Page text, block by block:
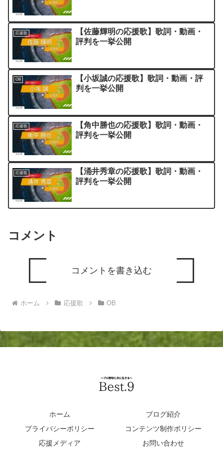
応援歌
【佐藤輝明の応援歌】歌詞・動画・
評判を一挙公開
OB
【小坂誠の応援歌】歌詞・動画・評
判を一挙公開
応援歌
【角中勝也の応援歌】歌詞・動画・
評判を一挙公開
応援歌
【涌井秀章の応援歌】歌詞・動画・
評判を一挙公開
コメント
コメントを書き込む
ホーム 応援歌 OB
ホーム
ブログ紹介
プライバシーポリシー
コンテンツ制作ポリシー
応援メディア
お問い合わせ